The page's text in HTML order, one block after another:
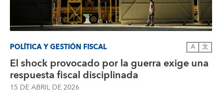
POLÍTICA Y GESTIÓN FISCAL A 文
El shock provocado por la guerra exige una
respuesta fiscal disciplinada
15 DE ABRIL DE 2026